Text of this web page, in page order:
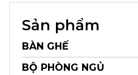
Sản phẩm
BÀN GHẾ
BỘ PHÒNG NGỦ